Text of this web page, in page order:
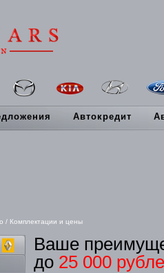
Автокредит
/ Комплектации и цены
Ваше
до 25 000